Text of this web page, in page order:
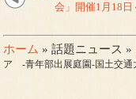
会」開催1月18日
ホーム » 話題ニュース »
ア -青年部出展庭園-国土交通